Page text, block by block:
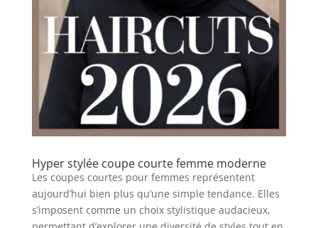
Hyper stylée coupe courte femme moderne
Les coupes courtes pour femmes représentent
aujourd’hui bien plus qu’une simple tendance. Elles
s’imposent comme un choix stylistique audacieux,